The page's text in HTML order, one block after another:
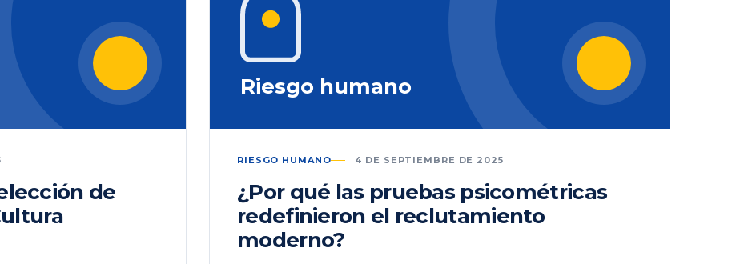
de
Riesgo humano
RIESGO HUMANO 4 DE SEPTIEMBRE DE 2025
¿Por qué las pruebas psicométricas
redefinieron el reclutamiento
moderno?